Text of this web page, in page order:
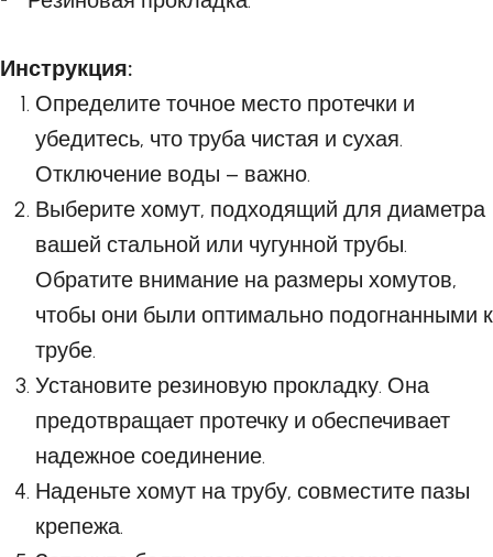
Инструкция:
Определите точное место протечки и
убедитесь, что труба чистая и сухая.
Отключение воды – важно.
Выберите хомут, подходящий для диаметра
вашей стальной или чугунной трубы.
Обратите внимание на размеры хомутов,
чтобы они были оптимально подогнанными к
трубе.
Установите резиновую прокладку. Она
предотвращает протечку и обеспечивает
надежное соединение.
Наденьте хомут на трубу, совместите пазы
крепежа.